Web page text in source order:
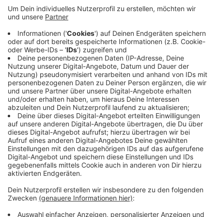
Der in die Jahre gekommene Rundweg wird komplett
neu gemacht. Wenn das Wetter mitspielt, wird die
Sperrung nach den Feiertagen wieder aufgehoben.
Der Rundweg im Park hinter dem Schloss ist ein
beliebter Spazierweg. Den Weg zieren unter anderem
ein Wasserfall und verschiedene Skulpturen.
Anzeige